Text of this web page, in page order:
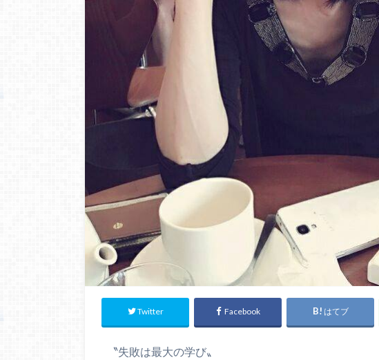
Twitter Facebook はてブ
〝失敗は最大の学び〟